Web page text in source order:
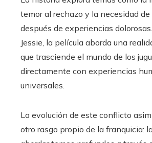
temor al rechazo y la necesidad
después de experiencias
Jessie, la película aborda una
que trasciende el mundo de los
directamente con experiencias
universales.
La evolución de este conflicto
otro rasgo propio de la franquicia: